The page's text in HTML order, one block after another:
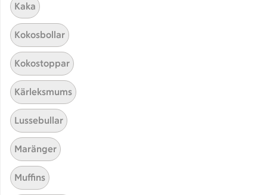
Testa att söka på något nytt, eller ta bort något av
Barn
Kaka
Kokosbollar
Kokostoppar
Kärleksmums
Lussebullar
Maränger
Muffins